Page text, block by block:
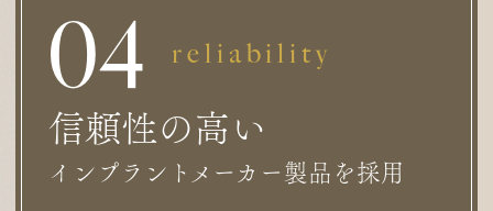
04 reliability
信頼性の高い
インプラントメーカー製品を採用